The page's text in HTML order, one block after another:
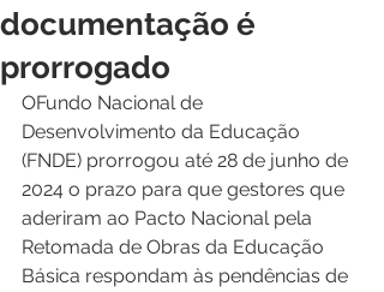
documentação é
prorrogado
OFundo Nacional de
Desenvolvimento da Educação
(FNDE) prorrogou até 28 de junho de
2024 o prazo para que gestores que
aderiram ao Pacto Nacional pela
Retomada de Obras da Educação
Básica respondam às pendências de